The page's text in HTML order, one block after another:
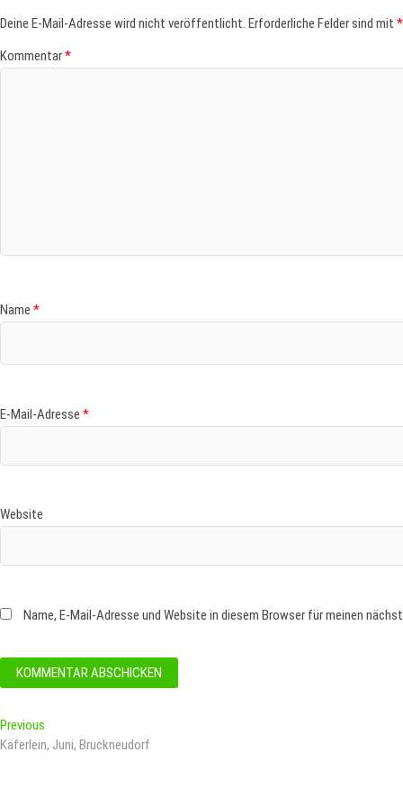
Deine E-Mail-Adresse wird nicht veröffentlicht. Erforderliche Felder sind mit *
Kommentar*
Name *
E-Mail-Adresse *
Website
Name, E-Mail-Adresse und Website in diesem Browser für meinen
Beitragsnavigation
Previous
post:
Käferlein, Juni, Bruckneudorf